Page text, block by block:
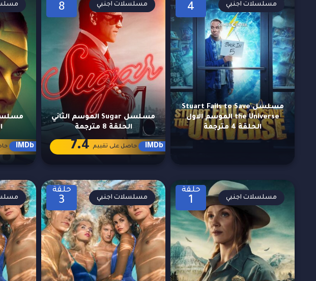
4
مسلسل Stuart Fails to Save
the Universe الموسم الاول
الحلقة 4 مترجمة
مسلسلات اجنبي 8
مسلسل Sugar الموسم الثاني
الحلقة 8 مترجمة
مسلسلات اجنبي
IMDb حاصل على تقييم 7.4
IMDb
حلقة
1 مسلسلات اجنبي
حلقة
3 مسلسلات اجنبي